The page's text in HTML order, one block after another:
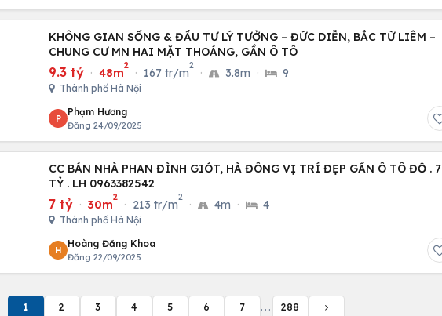
KHÔNG GIAN SỐNG & ĐẦU TƯ LÝ TƯỞNG – ĐỨC DIỄN, BẮC TỪ LIÊM –
CHUNG CƯ MN HAI MẶT THOÁNG, GẦN Ô TÔ
9.3 tỷ · 48m
2
· 167 tr/m
2
· 3.8m · 9
Thành phố Hà Nội
P
Phạm Hương
Đăng 24/09/2025
CC BÁN NHÀ PHAN ĐÌNH GIÓT, HÀ ĐÔNG VỊ TRÍ ĐẸP GẦN Ô TÔ ĐỖ . 7
TỶ . LH 0963382542
7 tỷ · 30m
2
· 213 tr/m
2
· 4m · 4
Thành phố Hà Nội
H
Hoàng Đăng Khoa
Đăng 22/09/2025
1 2 3 4 5 6 7 ... 288